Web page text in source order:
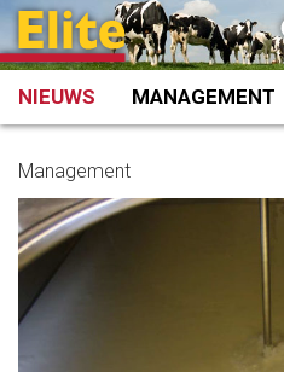
Spring
naar
inhoud
NIEUWS MANAGEMENT
Management